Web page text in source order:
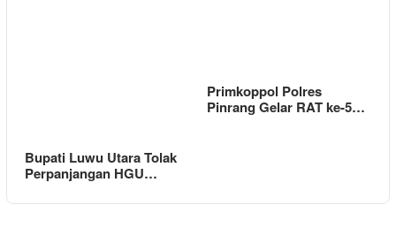
Bupati Luwu Utara Tolak
Perpanjangan HGU…
Primkoppol Polres
Pinrang Gelar RAT ke-5…